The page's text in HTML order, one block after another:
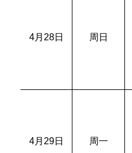
4月 28日 周日
4月 29日 周一